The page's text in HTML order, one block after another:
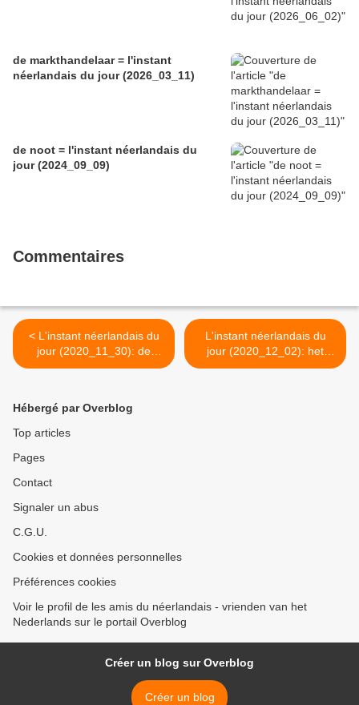
de markthandelaar = l'instant
néerlandais du jour (2026_03_11)
de noot = l'instant néerlandais du
jour (2024_09_09)
Commentaires
< L'instant néerlandais du
jour (2020_11_30): de
justitie
L'instant néerlandais du
jour (2020_12_02): het
gerechtshof >
Hébergé par Overblog
Top articles
Pages
Contact
Signaler un abus
C.G.U.
Cookies et données personnelles
Préférences cookies
Voir le profil de les amis du néerlandais - vrienden van het
Nederlands sur le portail Overblog
Créer un blog sur Overblog
Créer un blog